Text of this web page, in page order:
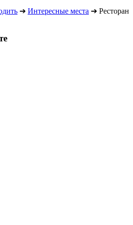
➔ Интересные места ➔ Ресторан